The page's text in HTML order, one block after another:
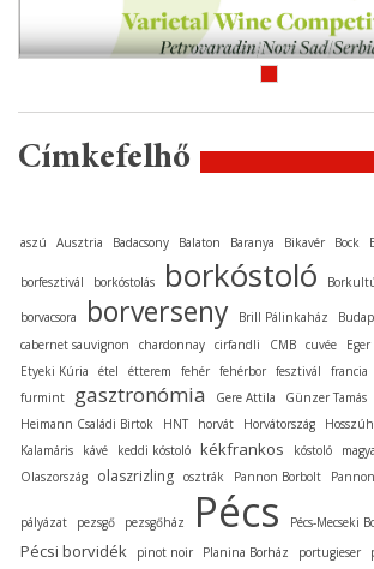
Címkefelhő
aszú Ausztria Badacsony Balaton Baranya Bikavér Bock
borfesztivál borkóstolás borkóstoló
borvacsora borverseny Brill Pálinkaház
cabernet sauvignon chardonnay cirfandli CMB cuvée Eger
Etyeki Kúria
étel étterem fehér fehérbor fesztivál francia
furmint
gasztronómia Gere Attila Günzer Tamás
Heimann Családi Birtok
HNT horvát Horvátország
Kalamáris kávé keddi kóstoló kékfrankos kóstoló
Olaszország
olaszrizling osztrák Pannon Borbolt
pályázat pezsgő pezsgőház Pécs Pécs-Mecseki
Pécsi borvidék pinot noir Planina Borház portugieser